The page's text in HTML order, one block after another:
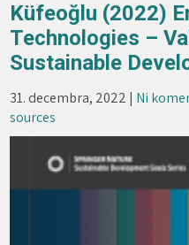
Küfeoğlu (2022)
Technologies –
Sustainable
31. decembra, 2022 | Ni
sources